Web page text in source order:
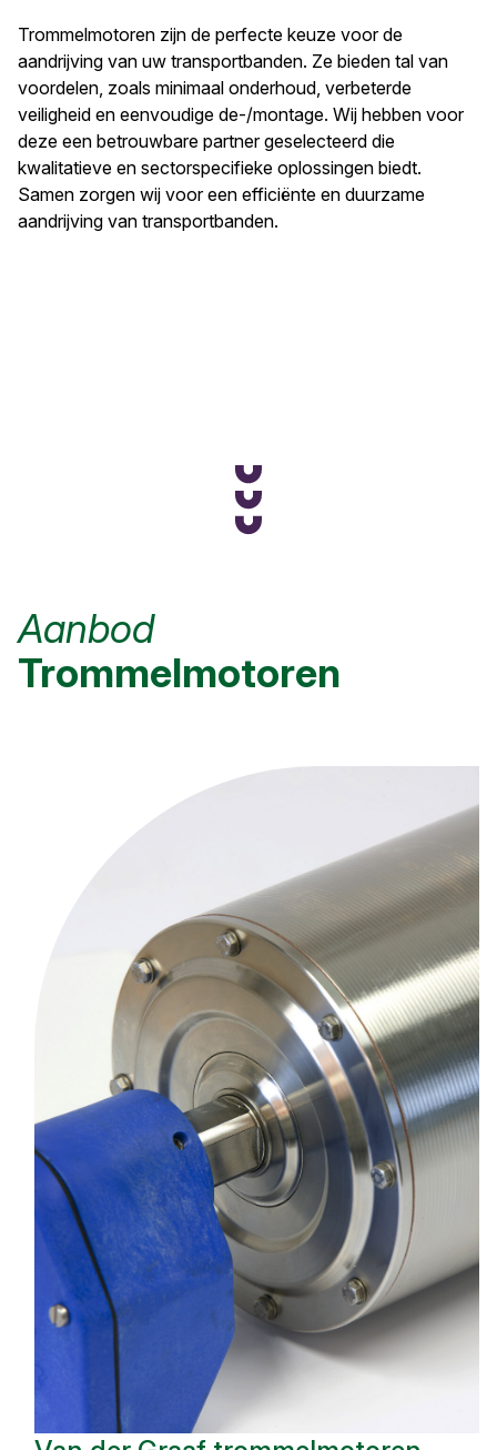
Trommelmotoren zijn de perfecte keuze voor de
aandrijving van uw transportbanden. Ze bieden tal van
voordelen, zoals minimaal onderhoud, verbeterde
veiligheid en eenvoudige de-/montage. Wij hebben voor
deze een betrouwbare partner geselecteerd die
kwalitatieve en sectorspecifieke oplossingen biedt.
Samen zorgen wij voor een efficiënte en duurzame
aandrijving van transportbanden.
Aanbod
Trommelmotoren